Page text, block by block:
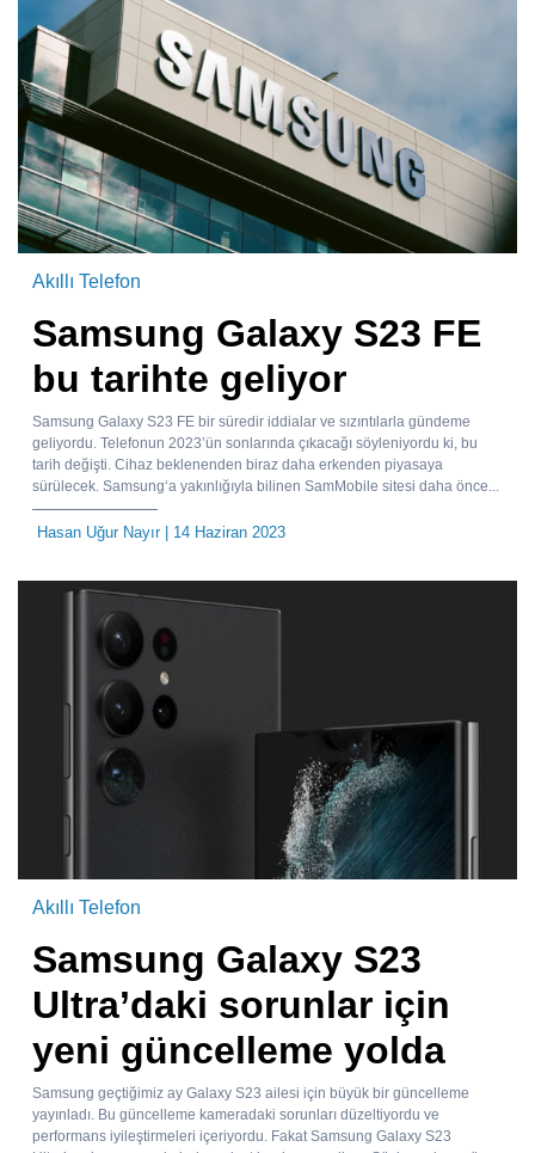
Akıllı Telefon
Samsung Galaxy S23 FE
bu tarihte geliyor
Samsung Galaxy S23 FE bir süredir iddialar ve sızıntılarla gündeme
geliyordu. Telefonun 2023’ün sonlarında çıkacağı söyleniyordu ki, bu
tarih değişti. Cihaz beklenenden biraz daha erkenden piyasaya
sürülecek. Samsung‘a yakınlığıyla bilinen SamMobile sitesi daha önce...
Hasan Uğur Nayır| 14 Haziran 2023
Akıllı Telefon
Samsung Galaxy S23
Ultra’daki sorunlar için
yeni güncelleme yolda
Samsung geçtiğimiz ay Galaxy S23 ailesi için büyük bir güncelleme
yayınladı. Bu güncelleme kameradaki sorunları düzeltiyordu ve
performans iyileştirmeleri içeriyordu. Fakat Samsung Galaxy S23